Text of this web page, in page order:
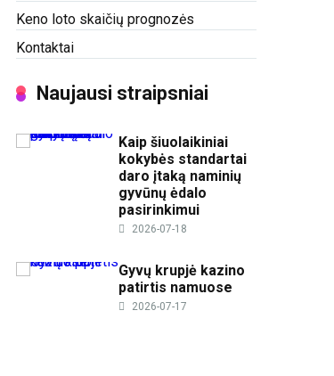
Keno loto skaičių prognozės
Kontaktai
Naujausi straipsniai
Kaip šiuolaikiniai
kokybės standartai
daro įtaką naminių
gyvūnų ėdalo
pasirinkimui
2026-07-18
Gyvų krupjė kazino
patirtis namuose
2026-07-17